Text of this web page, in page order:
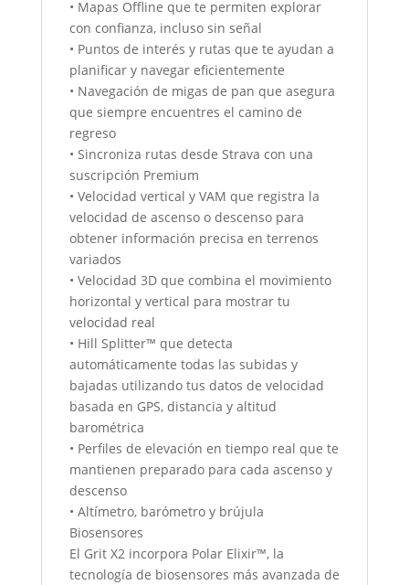
• Mapas Offline que te permiten explorar
con confianza, incluso sin señal
• Puntos de interés y rutas que te ayudan a
planificar y navegar eficientemente
• Navegación de migas de pan que asegura
que siempre encuentres el camino de
regreso
• Sincroniza rutas desde Strava con una
suscripción Premium
• Velocidad vertical y VAM que registra la
velocidad de ascenso o descenso para
obtener información precisa en terrenos
variados
• Velocidad 3D que combina el movimiento
horizontal y vertical para mostrar tu
velocidad real
• Hill Splitter™ que detecta
automáticamente todas las subidas y
bajadas utilizando tus datos de velocidad
basada en GPS, distancia y altitud
barométrica
• Perfiles de elevación en tiempo real que te
mantienen preparado para cada ascenso y
descenso
• Altímetro, barómetro y brújula
Biosensores
El Grit X2 incorpora Polar Elixir™, la
tecnología de biosensores más avanzada de